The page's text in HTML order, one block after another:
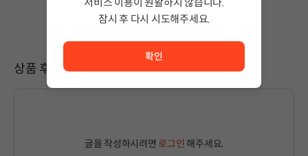
상품 후기
글을 작성하시려면 로그인 해주세요.
잠시 후 다시 시도해주세요.
확인